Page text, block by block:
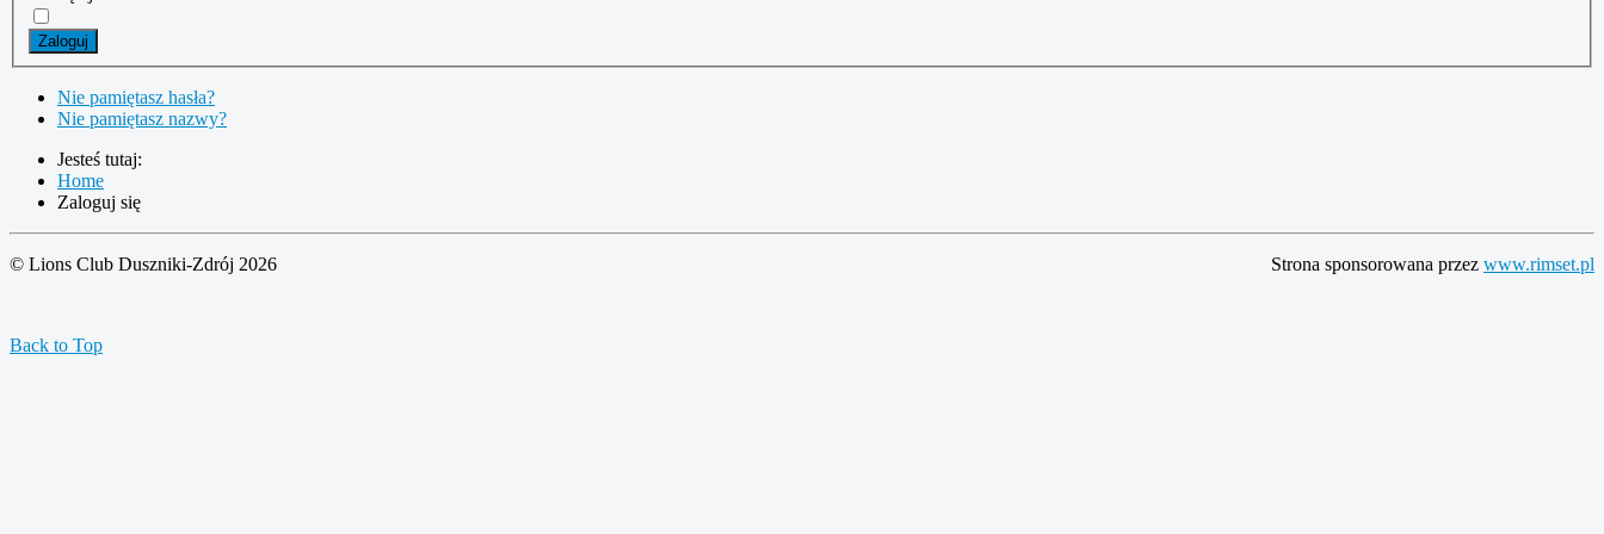
Zaloguj
Nie pamiętasz hasła?
Nie pamiętasz nazwy?
Jesteś tutaj:
Home
Zaloguj się
© Lions Club Duszniki-Zdrój 2026 Strona sponsorowana przez www.rimset.pl
Back to Top